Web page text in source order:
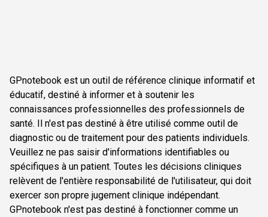
GPnotebook est un outil de référence clinique informatif et
éducatif, destiné à informer et à soutenir les
connaissances professionnelles des professionnels de
santé. Il n'est pas destiné à être utilisé comme outil de
diagnostic ou de traitement pour des patients individuels.
Veuillez ne pas saisir d'informations identifiables ou
spécifiques à un patient. Toutes les décisions cliniques
relèvent de l'entière responsabilité de l'utilisateur, qui doit
exercer son propre jugement clinique indépendant.
GPnotebook n'est pas destiné à fonctionner comme un